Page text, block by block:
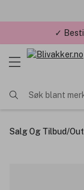
✓
✓
Søk blant
Salg Og Tilbud/